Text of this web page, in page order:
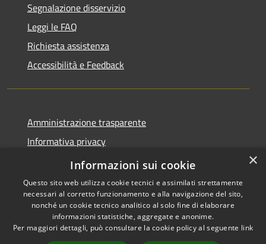
Segnalazione disservizio
Leggi le FAQ
Richiesta assistenza
Accessibilità e Feedback
Amministrazione trasparente
Informativa privacy
Accessibilità
IBAN, CCP, fatturazione
elettronica e altri codici
×
Informazioni sui cookie
Questo sito web utilizza cookie tecnici e assimilati strettamente
necessari al corretto funzionamento e alla navigazione del sito,
nonché un cookie tecnico analitico al solo fine di elaborare
informazioni statistiche, aggregate e anonime.
Per maggiori dettagli, può consultare la cookie policy al seguente link